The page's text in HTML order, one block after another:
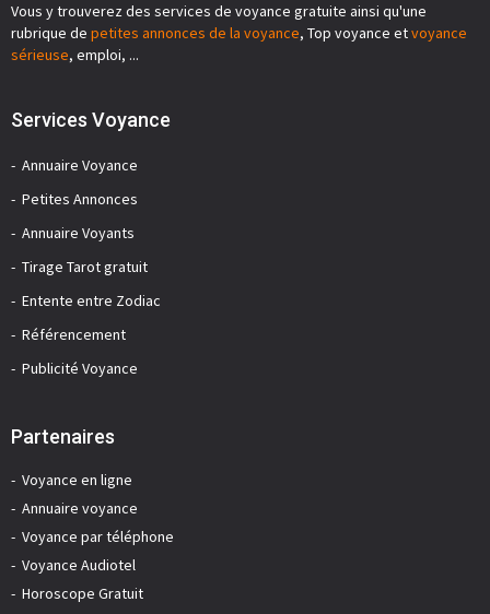
Vous y trouverez des services de voyance gratuite ainsi qu'une
rubrique de petites annonces de la voyance, Top voyance etvoyance
sérieuse, emploi, ...
Services Voyance
Annuaire Voyance
Petites Annonces
Annuaire Voyants
Tirage Tarot gratuit
Entente entre Zodiac
Référencement
Publicité Voyance
Partenaires
Voyance en ligne
Annuaire voyance
Voyance par téléphone
Voyance Audiotel
Horoscope Gratuit